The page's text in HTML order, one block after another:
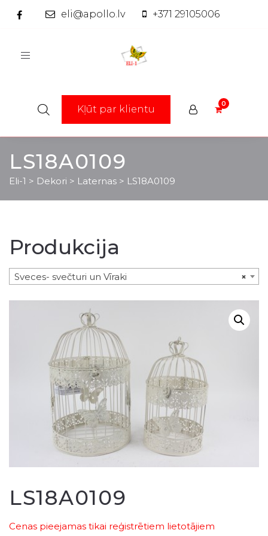
eli@apollo.lv +371 29105006
Toggle
Kļūt par klientu
LS18A0109
Eli-1 > Dekori > Laternas > LS18A0109
Produkcija
×
Sveces- svečturi un Vīraki
LS18A0109
Cenas pieejamas tikai reģistrētiem lietotājiem